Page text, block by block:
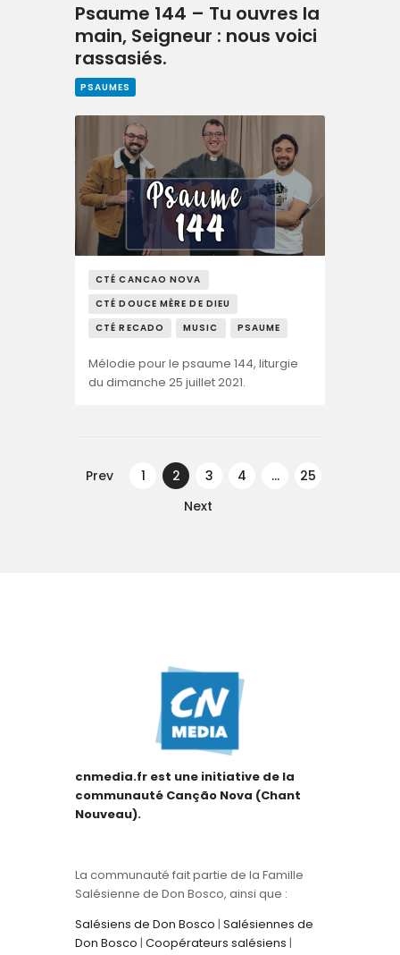
Psaume 144 – Tu ouvres la
main, Seigneur : nous voici
rassasiés.
PSAUMES
CTÉ CANCAO NOVA
CTÉ DOUCE MÈRE DE DIEU
CTÉ RECADO
MUSIC PSAUME
Mélodie pour le psaume 144, liturgie
du dimanche 25 juillet 2021.
de
Prev PAGE
1 PAGE
2 PAGE
3 PAGE
4 … PAGE
25
Next
cnmedia.fr est une initiative de la
communauté Canção Nova (Chant
Nouveau).
La communauté fait partie de la Famille
Salésienne de Don Bosco, ainsi que :
Salésiens de Don Bosco | Salésiennes de
Don Bosco | Coopérateurs salésiens |